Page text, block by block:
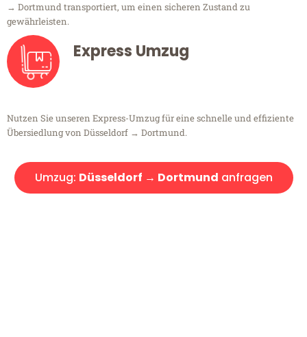
→ Dortmund transportiert, um einen sicheren Zustand zu
gewährleisten.
Express Umzug
Nutzen Sie unseren Express-Umzug für eine schnelle und effiziente
Übersiedlung von Düsseldorf → Dortmund.
Umzug: Düsseldorf → Dortmund anfragen